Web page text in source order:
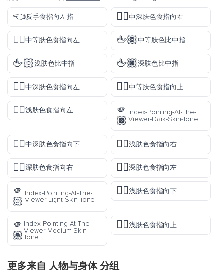
👈反手食指向左指 👉🏾中深肤色食指向右
👈🏽中等肤色食指向左 🖕🏽中等肤色比中指
🖕🏻浅肤色比中指 🖕🏿深肤色比中指
👈🏾中深肤色食指向左 ☝🏽中等肤色食指向上
👈🏻浅肤色食指向左
🫵
🏿
Index-Pointing-At-The-
Viewer-Dark-Skin-Tone
👇🏾中深肤色食指向下 👉🏻浅肤色食指向右
👉🏿深肤色食指向右 👈🏿深肤色食指向左
🫵
🏻
Index-Pointing-At-The-
Viewer-Light-Skin-Tone
👇🏻浅肤色食指向下
🫵
🏽
Index-Pointing-At-The-
Viewer-Medium-Skin-
Tone
☝🏻浅肤色食指向上
更多来自 人物与身体分组